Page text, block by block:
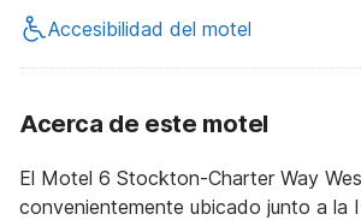
Accesibilidad del motel
Acerca de este motel
El Motel 6 Stockton-Charter Way
convenientemente ubicado junto a la